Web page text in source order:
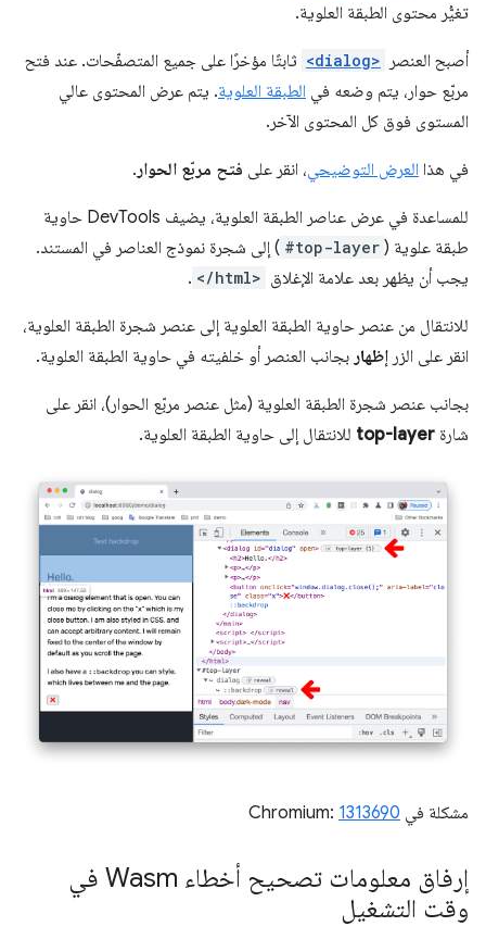
تغيُّر محتوى الطبقة العلوية.
أصبح العنصر <dialog> ثابتًا مؤخرًا على جميع المتصفّحات. عند فتح
مربّع حوار، يتم وضعه في الطبقة العلوية. يتم عرض المحتوى عالي
المستوى فوق كل المحتوى الآخر.
في هذا العرض التوضيحي، انقر على فتح مربّع الحوار .
للمساعدة في عرض عناصر الطبقة العلوية، يضيف DevTools حاوية
طبقة علوية ( #top-layer ) إلى شجرة نموذج العناصر في المستند.
يجب أن يظهر بعد علامة الإغلاق </html>
.
للانتقال من عنصر حاوية الطبقة العلوية إلى عنصر شجرة الطبقة العلوية،
انقر على الزر إظهار بجانب العنصر أو خلفيته في حاوية الطبقة العلوية.
بجانب عنصر شجرة الطبقة العلوية (مثل عنصر مربّع الحوار)، انقر على
شارة top-layer للانتقال إلى حاوية الطبقة العلوية.
مشكلة في Chromium: 1313690
إرفاق معلومات تصحيح أخطاء Wasm في
وقت التشغيل